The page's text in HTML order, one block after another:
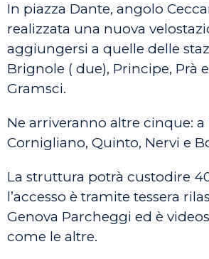
In piazza Dante, angolo
realizzata una nuova
aggiungersi a quelle delle
Brignole ( due), Principe, Prà
Gramsci.
Ne arriveranno altre cinque: a
Cornigliano, Quinto, Nervi e
La struttura potrà custodire
l’accesso è tramite tessera
Genova Parcheggi ed è
come le altre.